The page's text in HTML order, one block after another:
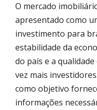
O mercado
apresentado como
investimento para
estabilidade da
do país e a
vez mais
como objetivo
informações